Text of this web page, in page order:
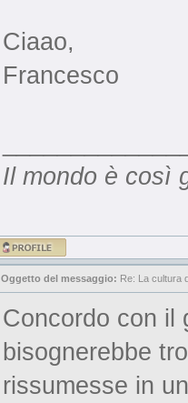
Ciaao,
Francesco
Il mondo è così
Oggetto del messaggio: Re: La cultura
Concordo con il
bisognerebbe
rissumesse in